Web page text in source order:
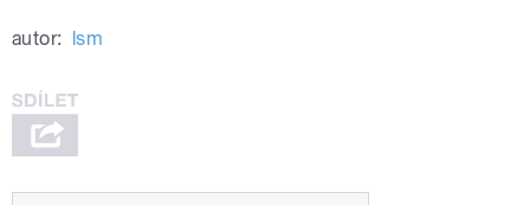
autor: lsm